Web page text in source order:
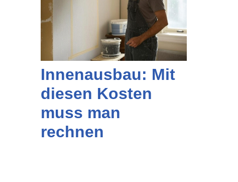
Innenausbau: Mit
diesen Kosten
muss man
rechnen